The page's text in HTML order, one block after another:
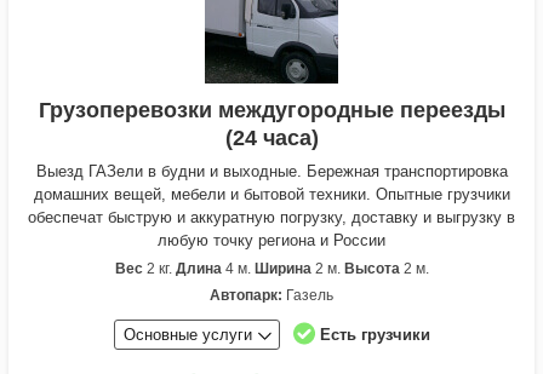
Грузоперевозки междугородные переезды
(24 часа)
Выезд ГАЗели в будни и выходные. Бережная транспортировка
домашних вещей, мебели и бытовой техники. Опытные грузчики
обеспечат быструю и аккуратную погрузку, доставку и выгрузку в
любую точку региона и России
Вес2 кг. Длина4 м. Ширина2 м. Высота2 м.
Автопарк: Газель
Основные услуги Есть грузчики